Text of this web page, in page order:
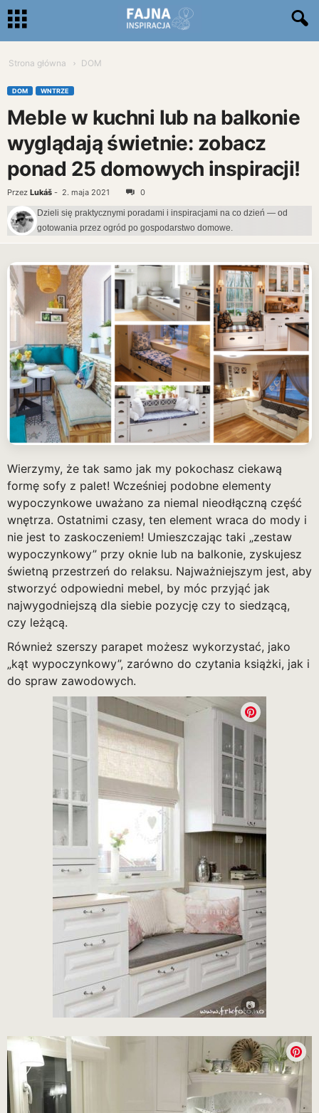
Strona główna DOM
DOM WNTRZE
Meble w kuchni lub na balkonie
wyglądają świetnie: zobacz
ponad 25 domowych inspiracji!
Przez Lukáš - 2. maja 2021 0
Dzieli się praktycznymi poradami i inspiracjami na co dzień — od
gotowania przez ogród po gospodarstwo domowe.
Wierzymy, że tak samo jak my pokochasz ciekawą
formę sofy z palet! Wcześniej podobne elementy
wypoczynkowe uważano za niemal nieodłączną część
wnętrza. Ostatnimi czasy, ten element wraca do mody i
nie jest to zaskoczeniem! Umieszczając taki „zestaw
wypoczynkowy” przy oknie lub na balkonie, zyskujesz
świetną przestrzeń do relaksu. Najważniejszym jest, aby
stworzyć odpowiedni mebel, by móc przyjąć jak
najwygodniejszą dla siebie pozycję czy to siedzącą,
czy leżącą.
Również szerszy parapet możesz wykorzystać, jako
„kąt wypoczynkowy”, zarówno do czytania książki, jak i
do spraw zawodowych.